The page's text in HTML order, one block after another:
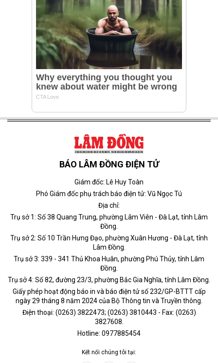
BÁO LÂM ĐỒNG ĐIỆN TỬ
Giám đốc: Lê Huy Toàn
Phó Giám đốc phụ trách báo điện tử: Vũ Ngọc Tú
Địa chỉ:
Trụ sở 1: Số 38 Quang Trung, phường Lâm Viên - Đà Lạt, tỉnh Lâm
Đồng.
Trụ sở 2: Số 10 Trần Hưng Đạo, phường Xuân Hương - Đà Lạt, tỉnh
Lâm Đồng.
Trụ sở 3: 339 - 341 Thủ Khoa Huân, phường Phú Thủy, tỉnh Lâm
Đồng.
Trụ sở 4: Số 82, đường 23/3, phường Bắc Gia Nghĩa, tỉnh Lâm Đồng.
Giấy phép hoạt động báo in và báo điện tử số 232/GP-BTTT cấp
ngày 29 tháng 8 năm 2024 của Bộ Thông tin và Truyền thông.
Điện thoại: (0263) 3822473; (0263) 3810443 - Fax: (0263)
3827608.
Hotline: 0977885454
Kết nối chúng tôi tại: